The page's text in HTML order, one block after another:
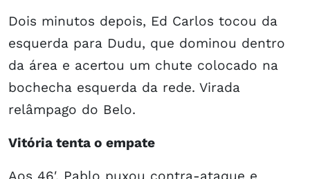
Dois minutos depois, Ed Carlos tocou da
esquerda para Dudu, que dominou dentro
da área e acertou um chute colocado na
bochecha esquerda da rede. Virada
relâmpago do Belo.
Vitória tenta o empate